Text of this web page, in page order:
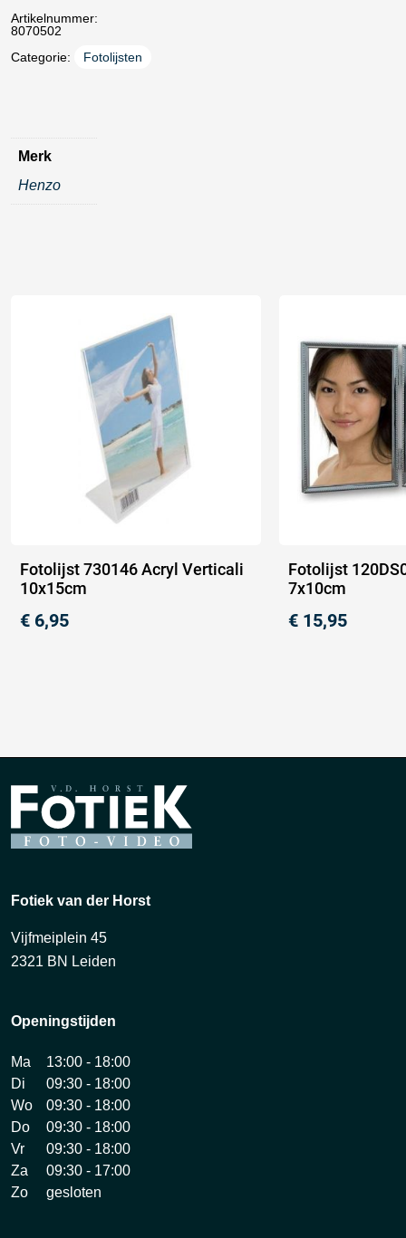
Artikelnummer:
8070502
Categorie:
Fotolijsten
Merk
Henzo
Fotolijst 730146 Acryl Verticali
10x15cm
€ 6,95
Fotolijst
7x10cm
€ 15,95
Fotiek van der Horst
Vijfmeiplein 45
2321 BN Leiden
Openingstijden
Ma
13:00 - 18:00
Di
09:30 - 18:00
Wo
09:30 - 18:00
Do
09:30 - 18:00
Vr
09:30 - 18:00
Za
09:30 - 17:00
Zo
gesloten